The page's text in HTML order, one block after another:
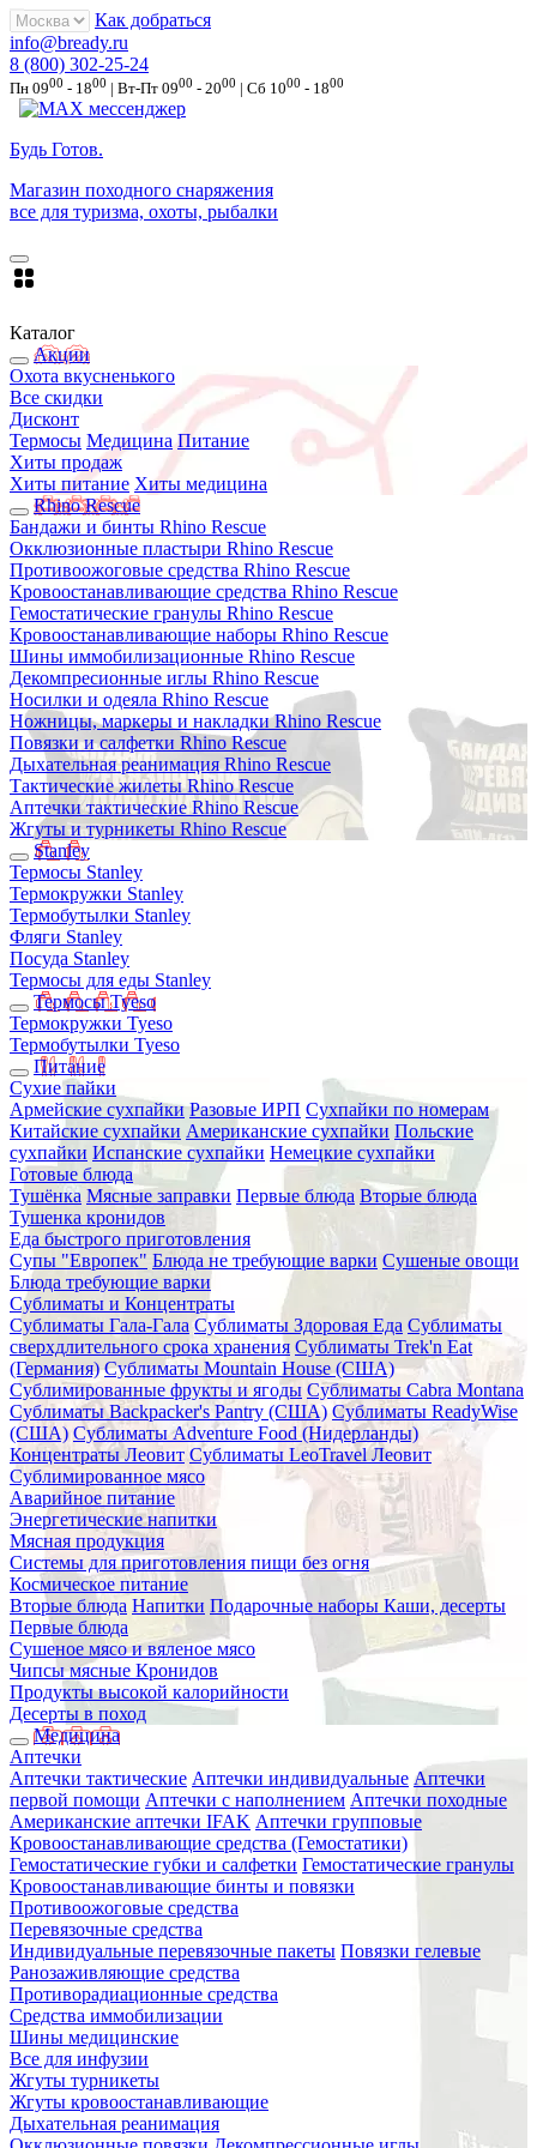
Как добраться
info@bready.ru
8 (800) 302-25-24
Пн 0900 - 1800 | Вт-Пт 0900 - 2000 | Сб 1000 - 1800
Будь Готов.
Магазин походного снаряжения
все для туризма, охоты, рыбалки
Каталог
Акции
Охота вкусненького
Все скидки
Дисконт
Термосы Медицина Питание
Хиты продаж
Хиты питание Хиты медицина
Rhino Rescue
Бандажи и бинты Rhino Rescue
Окклюзионные пластыри Rhino Rescue
Противоожоговые средства Rhino Rescue
Кровоостанавливающие средства Rhino Rescue
Гемостатические гранулы Rhino Rescue
Кровоостанавливающие наборы Rhino Rescue
Шины иммобилизационные Rhino Rescue
Декомпресионные иглы Rhino Rescue
Носилки и одеяла Rhino Rescue
Ножницы, маркеры и накладки Rhino Rescue
Повязки и салфетки Rhino Rescue
Дыхательная реанимация Rhino Rescue
Тактические жилеты Rhino Rescue
Аптечки тактические Rhino Rescue
Жгуты и турникеты Rhino Rescue
Stanley
Термосы Stanley
Термокружки Stanley
Термобутылки Stanley
Фляги Stanley
Посуда Stanley
Термосы для еды Stanley
Термосы Tyeso
Термокружки Tyeso
Термобутылки Tyeso
Питание
Сухие пайки
Армейские сухпайки Разовые ИРП Сухпайки по номерам
Китайские сухпайки Американские сухпайки Польские
сухпайки Испанские сухпайки Немецкие сухпайки
Готовые блюда
Тушёнка Мясные заправки Первые блюда Вторые блюда
Тушенка кронидов
Еда быстрого приготовления
Супы "Европек" Блюда не требующие варки Сушеные овощи
Блюда требующие варки
Сублиматы и Концентраты
Сублиматы Гала-Гала Сублиматы Здоровая Еда Сублиматы
сверхдлительного срока хранения Сублиматы Trek'n Eat
(Германия) Сублиматы Mountain House (США)
Сублимированные фрукты и ягоды Сублиматы Cabra Montana
Сублиматы Backpacker's Pantry (США) Сублиматы ReadyWise
(США) Сублиматы Adventure Food (Нидерланды)
Концентраты Леовит Сублиматы LeoTravel Леовит
Сублимированное мясо
Аварийное питание
Энергетические напитки
Мясная продукция
Системы для приготовления пищи без огня
Космическое питание
Вторые блюда Напитки Подарочные наборы Каши, десерты
Первые блюда
Сушеное мясо и вяленое мясо
Чипсы мясные Кронидов
Продукты высокой калорийности
Десерты в поход
Медицина
Аптечки
Аптечки тактические Аптечки индивидуальные Аптечки
первой помощи Аптечки с наполнением Аптечки походные
Американские аптечки IFAK Аптечки групповые
Кровоостанавливающие средства (Гемостатики)
Гемостатические губки и салфетки Гемостатические гранулы
Кровоостанавливающие бинты и повязки
Противоожоговые средства
Перевязочные средства
Индивидуальные перевязочные пакеты Повязки гелевые
Ранозаживляющие средства
Противорадиационные средства
Средства иммобилизации
Шины медицинские
Все для инфузии
Жгуты турникеты
Жгуты кровоостанавливающие
Дыхательная реанимация